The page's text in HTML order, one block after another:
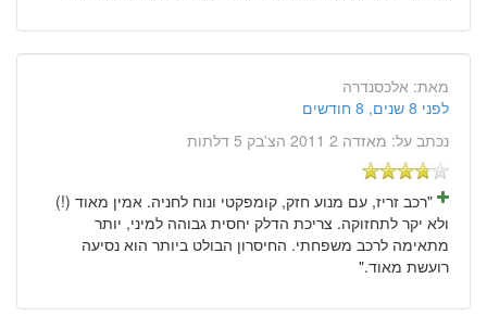
מאת: אלכסנדרה
לפני 8 שנים, 8 חודשים
נכתב על: מאזדה 2 2011 הצ'בק 5 דלתות
"רכב זריז, עם מנוע חזק, קומפקטי ונוח לחניה. אמין מאוד (!)
ולא יקר לתחזוקה. צריכת הדלק יחסית גבוהה למיני, יותר
מתאימה לרכב משפחתי. החיסרון הבולט ביותר הוא נסיעה
רועשת מאוד."